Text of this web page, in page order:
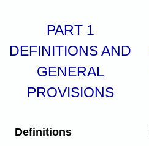
PART 1
DEFINITIONS AND
GENERAL
PROVISIONS
Definitions